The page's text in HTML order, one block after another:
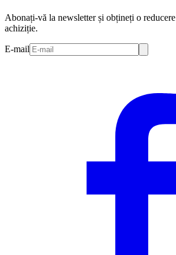
Abonați-vă la newsletter și obțineți o
achiziție.
E-mail